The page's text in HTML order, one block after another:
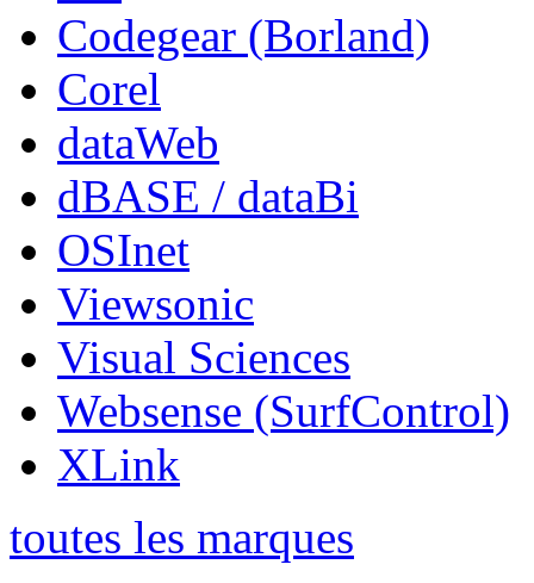
Codegear (Borland)
Corel
dataWeb
dBASE / dataBi
OSInet
Viewsonic
Visual Sciences
Websense (SurfControl)
XLink
toutes les marques